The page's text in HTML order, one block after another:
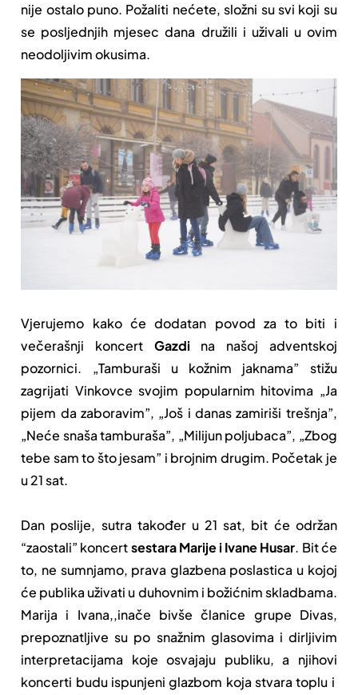
nije ostalo puno. Požaliti nećete, složni su svi koji su
se posljednjih mjesec dana družili i uživali u ovim
neodoljivim okusima.
Vjerujemo kako će dodatan povod za to biti i
večerašnji koncertGazdi na našoj adventskoj
pozornici. „Tamburaši u kožnim jaknama” stižu
zagrijati Vinkovce svojim popularnim hitovima „Ja
pijem da zaboravim”, „Još i danas zamiriši trešnja”,
„Neće snaša tamburaša”, „Milijun poljubaca”, „Zbog
tebe sam to što jesam” i brojnim drugim. Početak je
u 21 sat.
Dan poslije, sutra također u 21 sat, bit će održan
“zaostali” koncertsestara Marije i Ivane Husar. Bit će
to, ne sumnjamo, prava glazbena poslastica u kojoj
će publika uživati u duhovnim i božićnim skladbama.
Marija i Ivana,,inače bivše članice grupe Divas,
prepoznatljive su po snažnim glasovima i dirljivim
interpretacijama koje osvajaju publiku, a njihovi
koncerti budu ispunjeni glazbom koja stvara toplu i